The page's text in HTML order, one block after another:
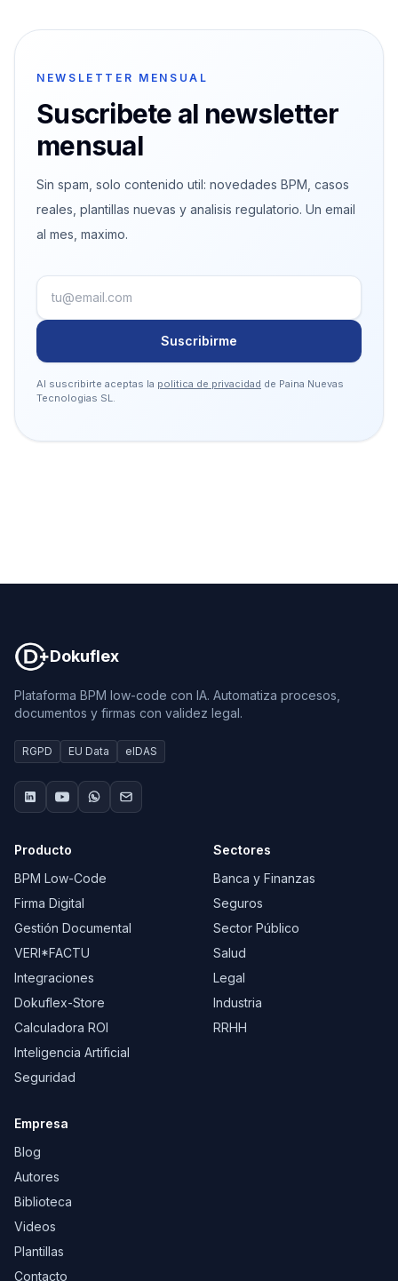
NEWSLETTER MENSUAL
Suscribete al newsletter
mensual
Sin spam, solo contenido util: novedades BPM, casos
reales, plantillas nuevas y analisis regulatorio. Un email
al mes, maximo.
Suscribirme
Al suscribirte aceptas la politica de privacidad de Paina Nuevas
Tecnologias SL.
Dokuflex
Plataforma BPM low-code con IA. Automatiza procesos,
documentos y firmas con validez legal.
RGPD EU Data eIDAS
Producto
BPM Low-Code
Firma Digital
Gestión Documental
VERI*FACTU
Integraciones
Dokuflex-Store
Calculadora ROI
Inteligencia Artificial
Seguridad
Sectores
Banca y Finanzas
Seguros
Sector Público
Salud
Legal
Industria
RRHH
Empresa
Blog
Autores
Biblioteca
Videos
Plantillas
Contacto